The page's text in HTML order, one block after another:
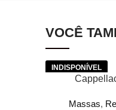
VOCÊ
LER MAIS
Massas,